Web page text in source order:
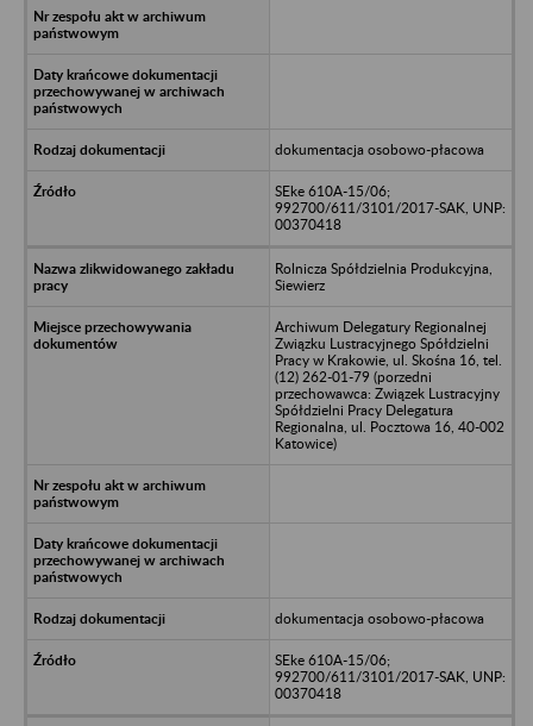
dokumentacja osobowo-płacowa
SEke 610A-15/06;
992700/611/3101/2017-SAK, UNP:
00370418
Rolnicza Spółdzielnia Produkcyjna,
Siewierz
Archiwum Delegatury Regionalnej
Związku Lustracyjnego Spółdzielni
Pracy w Krakowie, ul. Skośna 16, tel.
(12) 262-01-79 (porzedni
przechowawca: Związek Lustracyjny
Spółdzielni Pracy Delegatura
Regionalna, ul. Pocztowa 16, 40-002
Katowice)
dokumentacja osobowo-płacowa
SEke 610A-15/06;
992700/611/3101/2017-SAK, UNP:
00370418